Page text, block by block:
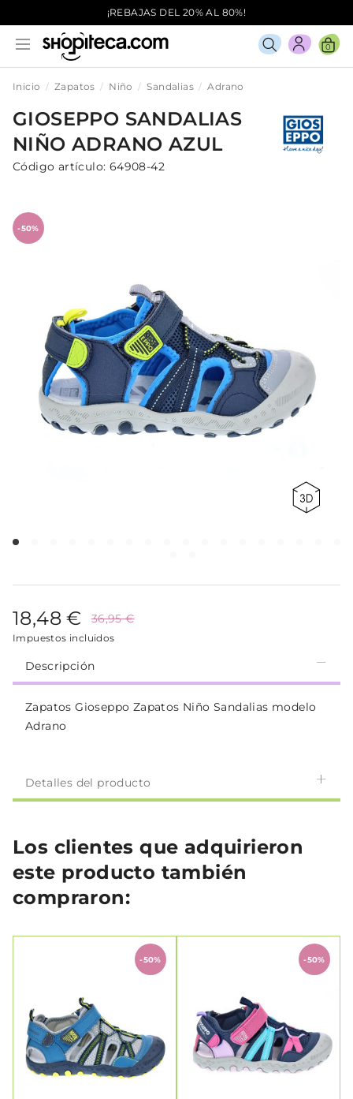
¡REBAJAS DEL 20% AL 80%!
0
Inicio Zapatos Niño Sandalias Adrano
GIOSEPPO SANDALIAS
NIÑO ADRANO AZUL
Código artículo: 64908-42
-50%
18,48 € 36,95 €
Impuestos incluidos
Descripción
Zapatos Gioseppo Zapatos Niño Sandalias modelo
Adrano
Detalles del producto
Los clientes que adquirieron
este producto también
compraron:
-50% -50%